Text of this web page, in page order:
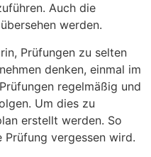
Auch die
werden.
Prüfungen zu selten
denken, einmal im
regelmäßig und
Um dies zu
erstellt werden. So
vergessen wird.